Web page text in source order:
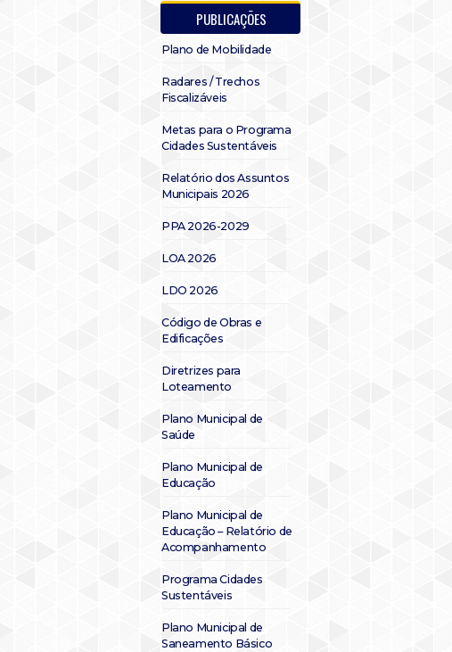
PUBLICAÇÕES
Plano de Mobilidade
Radares / Trechos
Fiscalizáveis
Metas para o Programa
Cidades Sustentáveis
Relatório dos Assuntos
Municipais 2026
PPA 2026-2029
LOA 2026
LDO 2026
Código de Obras e
Edificações
Diretrizes para
Loteamento
Plano Municipal de
Saúde
Plano Municipal de
Educação
Plano Municipal de
Educação – Relatório de
Acompanhamento
Programa Cidades
Sustentáveis
Plano Municipal de
Saneamento Básico